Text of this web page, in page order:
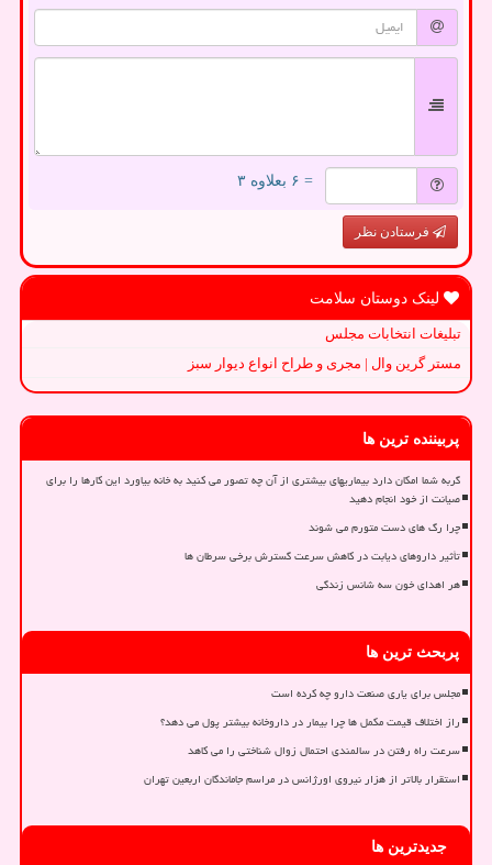
= ۶ بعلاوه ۳
فرستادن نظر
لینک دوستان سلامت
تبلیغات انتخابات مجلس
مستر گرین وال | مجری و طراح انواع دیوار سبز
پربیننده ترین ها
گربه شما امکان دارد بیماریهای بیشتری از آن چه تصور می کنید به خانه بیاورد این کارها را برای
صیانت از خود انجام دهید
چرا رگ های دست متورم می شوند
تأثیر داروهای دیابت در کاهش سرعت گسترش برخی سرطان ها
هر اهدای خون سه شانس زندگی
پربحث ترین ها
مجلس برای یاری صنعت دارو چه کرده است
راز اختلاف قیمت مکمل ها چرا بیمار در داروخانه بیشتر پول می دهد؟
سرعت راه رفتن در سالمندی احتمال زوال شناختی را می کاهد
استقرار بالاتر از هزار نیروی اورژانس در مراسم جاماندگان اربعین تهران
جدیدترین ها